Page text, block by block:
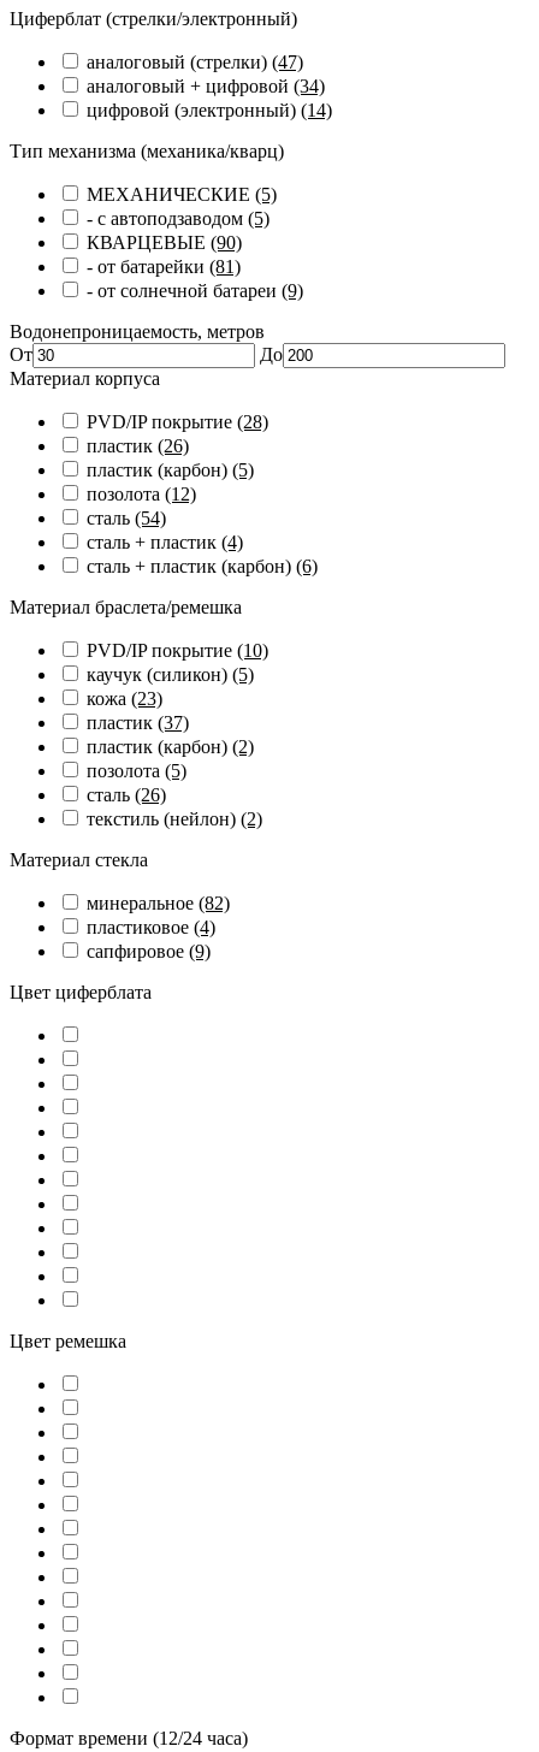
Циферблат (стрелки/электронный)
аналоговый (стрелки) (47)
аналоговый + цифровой (34)
цифровой (электронный) (14)
Тип механизма (механика/кварц)
МЕХАНИЧЕСКИЕ (5)
- с автоподзаводом (5)
КВАРЦЕВЫЕ (90)
- от батарейки (81)
- от солнечной батареи (9)
Водонепроницаемость, метров
От
До
Материал корпуса
PVD/IP покрытие (28)
пластик (26)
пластик (карбон) (5)
позолота (12)
сталь (54)
сталь + пластик (4)
сталь + пластик (карбон) (6)
Материал браслета/ремешка
PVD/IP покрытие (10)
каучук (силикон) (5)
кожа (23)
пластик (37)
пластик (карбон) (2)
позолота (5)
сталь (26)
текстиль (нейлон) (2)
Материал стекла
минеральное (82)
пластиковое (4)
сапфировое (9)
Цвет циферблата
Цвет ремешка
Формат времени (12/24 часа)